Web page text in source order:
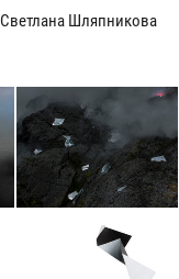
Светлана Шляпникова